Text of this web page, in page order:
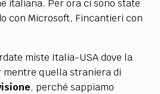
italiana. Per ora ci sono state
con Microsoft, Fincantieri con
miste Italia-USA dove la
mentre quella straniera di
, perché sappiamo